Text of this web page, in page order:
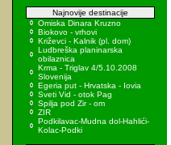
Najnovije destinacije
Omiska Dinara Kruzno
Biokovo - vrhovi
Križevci - Kalnik (pl. dom)
Ludbreška planinarska
obilaznica
Krma - Triglav 4/5.10.2008
Slovenija
Egeria put - Hrvatska - Iovia
Sveti Vid - otok Pag
Spilja pod Zir - om
ZIR
Podkilavac-Mudna dol-Hahlići-
Kolac-Podki